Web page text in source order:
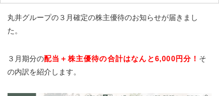
丸井グループの３月確定の株主優待のお知らせが届きまし
た。
３月期分の配当＋株主優待の合計はなんと6,000円分！ そ
の内訳を紹介します。